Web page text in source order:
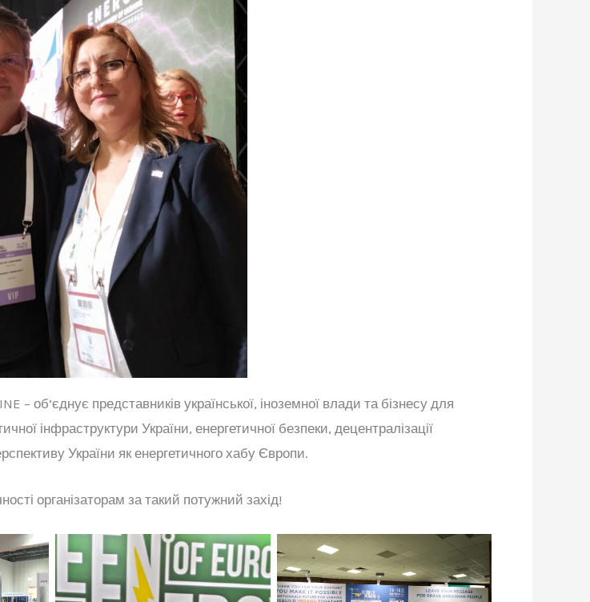
– об’єднує представників української, іноземної влади та бізнесу для
інфраструктури України, енергетичної безпеки, децентралізації
України як енергетичного хабу Європи.
організаторам за такий потужний захід!